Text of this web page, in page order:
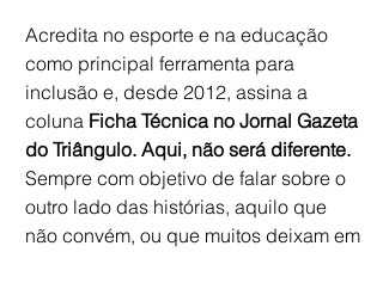
Acredita no esporte e na educação
como principal ferramenta para
inclusão e, desde 2012, assina a
coluna Ficha Técnica no Jornal Gazeta
do Triângulo. Aqui, não será diferente.
Sempre com objetivo de falar sobre o
outro lado das histórias, aquilo que
não convém, ou que muitos deixam em